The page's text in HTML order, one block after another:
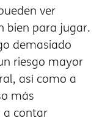
ver
bien para jugar.
demasiado
riesgo mayor
así como a
más
a contar